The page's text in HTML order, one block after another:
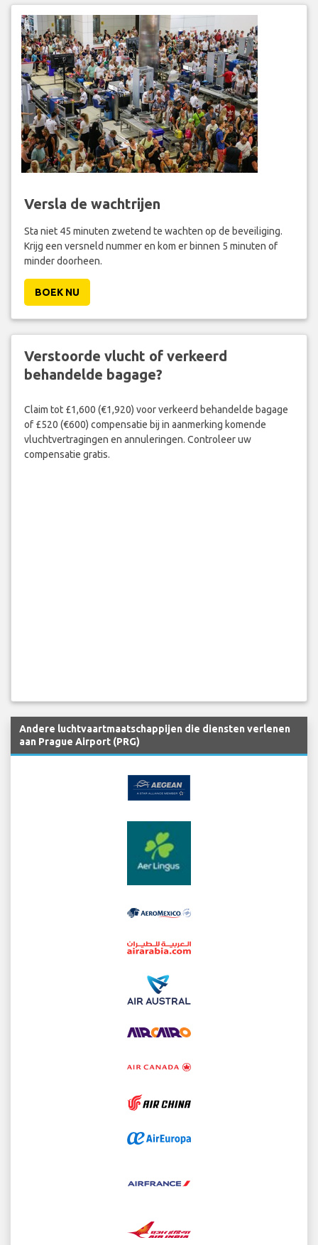
Versla de wachtrijen
Sta niet 45 minuten zwetend te wachten op de beveiliging.
Krijg een versneld nummer en kom er binnen 5 minuten of
minder doorheen.
BOEK NU
Verstoorde vlucht of verkeerd
behandelde bagage?
Claim tot £1,600 (€1,920) voor verkeerd behandelde bagage
of £520 (€600) compensatie bij in aanmerking komende
vluchtvertragingen en annuleringen. Controleer uw
compensatie gratis.
Andere luchtvaartmaatschappijen die diensten verlenen
aan Prague Airport (PRG)